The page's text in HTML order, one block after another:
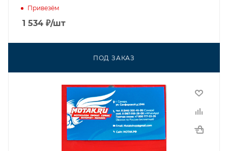
Привезём
1 534 ₽/шт
ПОД ЗАКАЗ